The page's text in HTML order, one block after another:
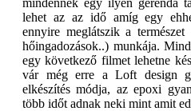
mindennek egy ilyen gerenda
lehet az az idő amíg egy
ennyire meglátszik a
hőingadozások..) munkája.
egy következő filmet lehetne
vár még erre a Loft design
elkészítés módja, az epoxi
több időt adnak neki mint amit